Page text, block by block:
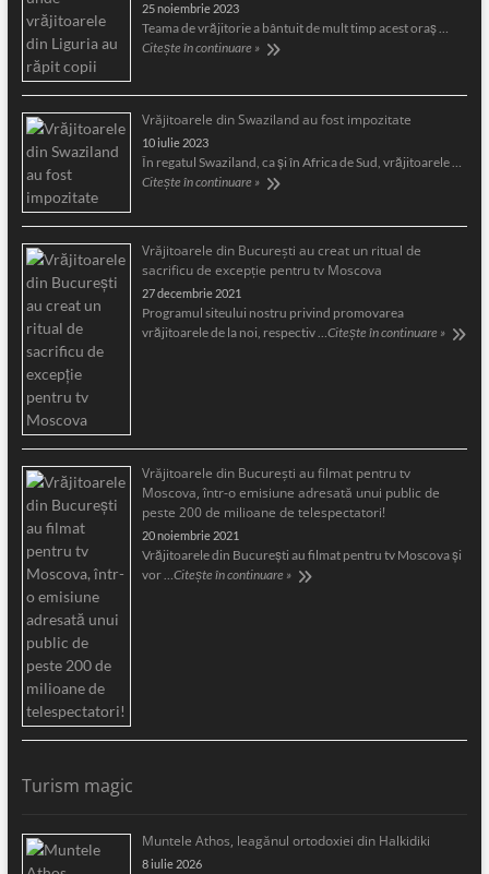
25 noiembrie 2023
Teama de vrăjitorie a bântuit de mult timp acest oraş …
Citește în continuare »
Vrăjitoarele din Swaziland au fost impozitate
10 iulie 2023
În regatul Swaziland, ca și în Africa de Sud, vrăjitoarele …
Citește în continuare »
Vrăjitoarele din București au creat un ritual de
sacrificu de excepție pentru tv Moscova
27 decembrie 2021
Programul siteului nostru privind promovarea
vrăjitoarele de la noi, respectiv …Citește în continuare »
Vrăjitoarele din București au filmat pentru tv
Moscova, într-o emisiune adresată unui public de
peste 200 de milioane de telespectatori!
20 noiembrie 2021
Vrăjitoarele din București au filmat pentru tv Moscova și
vor …Citește în continuare »
Turism magic
Muntele Athos, leagănul ortodoxiei din Halkidiki
8 iulie 2026